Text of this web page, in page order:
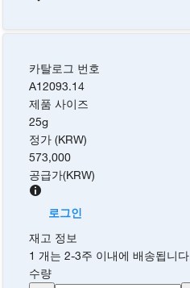
카탈로그 번호
A12093.14
제품 사이즈
25g
정가 (KRW)
573,000
공급가(KRW)
로그인
재고 정보
1 개는 2-3주 이내에 배송됩니
수량